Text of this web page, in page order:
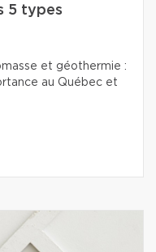
5 types
et géothermie :
au Québec et